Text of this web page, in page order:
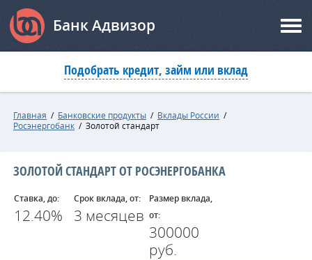
Банк Адвизор
Подобрать кредит, займ или вклад
Главная / Банковские продукты / Вклады России /
Росэнергобанк / Золотой стандарт
ЗОЛОТОЙ СТАНДАРТ ОТ РОСЭНЕРГОБАНКА
Ставка, до:
12.40%
Срок вклада, от:
3 месяцев
Размер вклада,
от:
300000
руб.